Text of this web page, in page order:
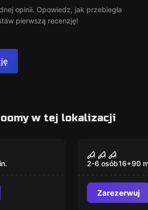
opinii. Opowiedz, jak przebiegła
pierwszą recenzję!
w tej lokalizacji
Krypta
2-6 osób16+90
Zarezerwuj